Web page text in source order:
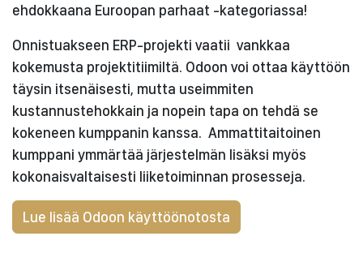
ehdokkaana Euroopan parhaat -kategoriassa!
Onnistuakseen ERP-projekti vaatii vankkaa
kokemusta projektitiimiltä. Odoon voi ottaa käyttöön
täysin itsenäisesti, mutta useimmiten
kustannustehokkain ja nopein tapa on tehdä se
kokeneen kumppanin kanssa. Ammattitaitoinen
kumppani ymmärtää järjestelmän lisäksi myös
kokonaisvaltaisesti liiketoiminnan prosesseja.
Lue lisää Odoon käyttöönotosta